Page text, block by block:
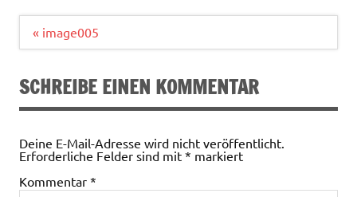
Beitragsnavigation
« image005
SCHREIBE EINEN KOMMENTAR
Deine E-Mail-Adresse wird nicht veröffentlicht.
Erforderliche Felder sind mit * markiert
Kommentar *